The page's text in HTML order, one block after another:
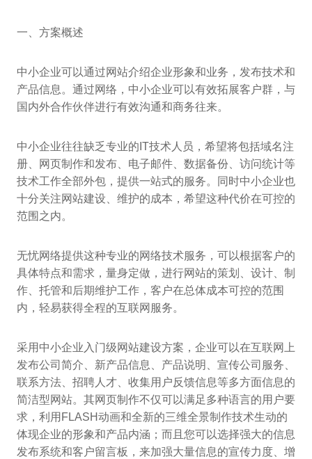
一、方案概述
中小企业可以通过网站介绍企业形象和业务，发布技术和
产品信息。通过网络，中小企业可以有效拓展客户群，与
国内外合作伙伴进行有效沟通和商务往来。
中小企业往往缺乏专业的IT技术人员，希望将包括域名注
册、网页制作和发布、电子邮件、数据备份、访问统计等
技术工作全部外包，提供一站式的服务。同时中小企业也
十分关注网站建设、维护的成本，希望这种代价在可控的
范围之内。
无忧网络提供这种专业的网络技术服务，可以根据客户的
具体特点和需求，量身定做，进行网站的策划、设计、制
作、托管和后期维护工作，客户在总体成本可控的范围
内，轻易获得全程的互联网服务。
采用中小企业入门级网站建设方案，企业可以在互联网上
发布公司简介、新产品信息、产品说明、宣传公司服务、
联系方法、招聘人才、收集用户反馈信息等多方面信息的
简洁型网站。其网页制作不仅可以满足多种语言的用户要
求，利用FLASH动画和全新的三维全景制作技术生动的
体现企业的形象和产品内涵；而且您可以选择强大的信息
发布系统和客户留言板，来加强大量信息的宣传力度、增